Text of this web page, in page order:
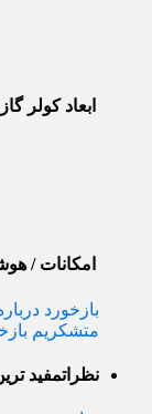
ابعاد کولر
امکانات /
بازخورد
متشکریم
نظراتمفید